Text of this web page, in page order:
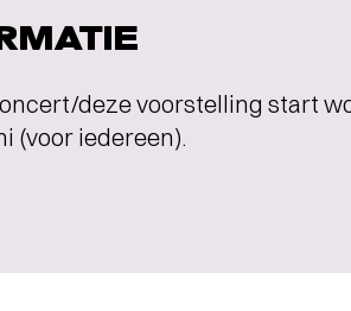
deze voorstelling start
(voor iedereen).